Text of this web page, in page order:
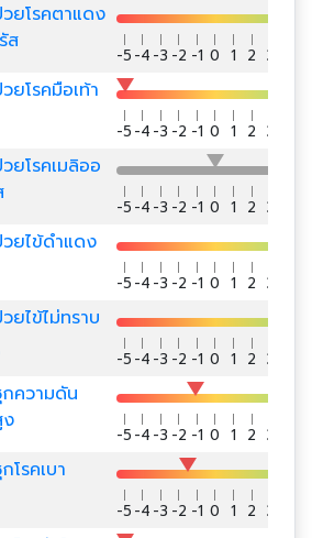
ยโรคตาแดง
ส
-5 -4 -3 -2 -1 0 1 2 3
ยโรคมือเท้า
-5 -4 -3 -2 -1 0 1 2 3
ยโรคเมลิออ
-5 -4 -3 -2 -1 0 1 2 3
ยไข้ดำแดง
-5 -4 -3 -2 -1 0 1 2 3
ยไข้ไม่ทราบ
-5 -4 -3 -2 -1 0 1 2 3
ความดัน
-5 -4 -3 -2 -1 0 1 2 3
โรคเบา
-5 -4 -3 -2 -1 0 1 2 3